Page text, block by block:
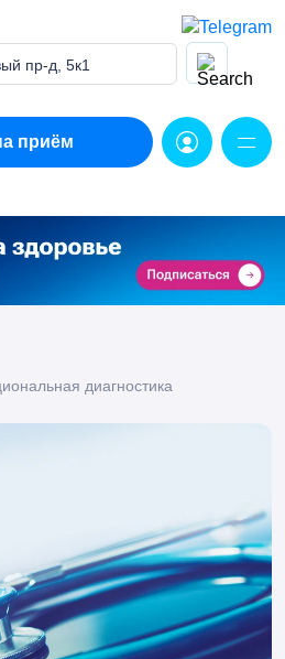
пр-д, 5к1
приём
диагностика